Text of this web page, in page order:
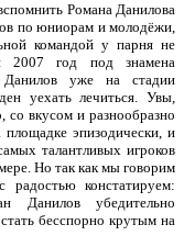
Романа Данилова
по юниорам и молодёжи,
командой у парня не
2007 год под знамена
Данилов уже на стадии
уехать лечиться. Увы,
со вкусом и разнообразно
площадке эпизодически, и
талантливых игроков
Но так как мы говорим
констатируем:
Данилов убедительно
бесспорно крутым на